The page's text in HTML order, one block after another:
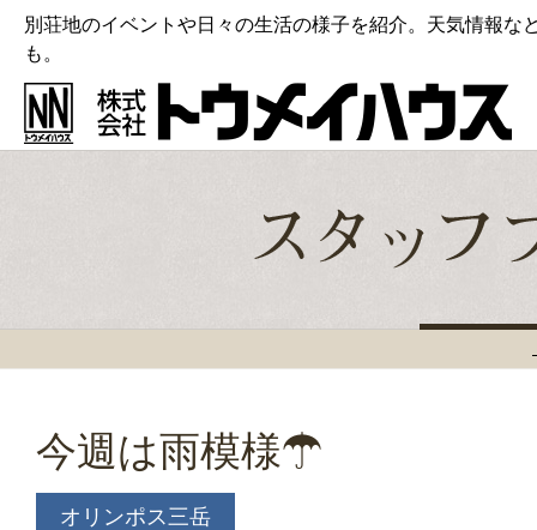
別荘地のイベントや日々の生活の様子を紹介。天気情報な
も。
今週は雨模様☂
オリンポス三岳